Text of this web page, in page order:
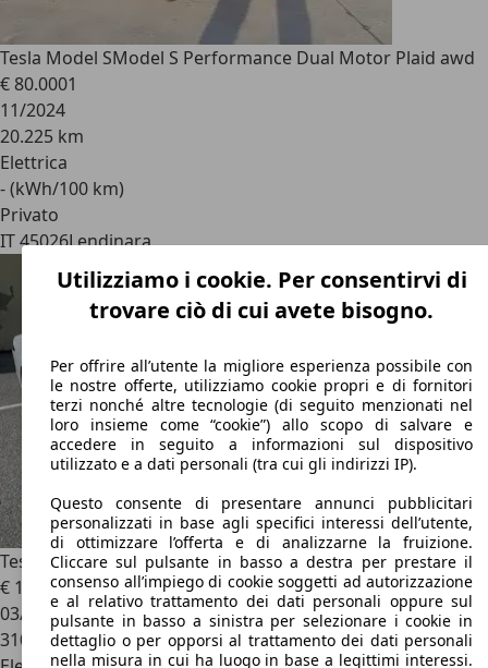
Tesla Model SModel S Performance Dual Motor Plaid awd
€ 80.0001
11/2024
20.225 km
Elettrica
- (kWh/100 km)
Privato
IT 45026Lendinara
Tesla Model S Model S 75
€ 15.300
03/2018
310.000 km
Utilizziamo i cookie. Per consentirvi di
trovare ciò di cui avete bisogno.
Per offrire all’utente la migliore esperienza possibile con
le nostre offerte, utilizziamo cookie propri e di fornitori
terzi nonché altre tecnologie (di seguito menzionati nel
loro insieme come “cookie”) allo scopo di salvare e
accedere in seguito a informazioni sul dispositivo
utilizzato e a dati personali (tra cui gli indirizzi IP).
Questo consente di presentare annunci pubblicitari
personalizzati in base agli specifici interessi dell’utente,
di ottimizzare l’offerta e di analizzarne la fruizione.
Cliccare sul pulsante in basso a destra per prestare il
consenso all’impiego di cookie soggetti ad autorizzazione
e al relativo trattamento dei dati personali oppure sul
pulsante in basso a sinistra per selezionare i cookie in
dettaglio o per opporsi al trattamento dei dati personali
nella misura in cui ha luogo in base a legittimi interessi.